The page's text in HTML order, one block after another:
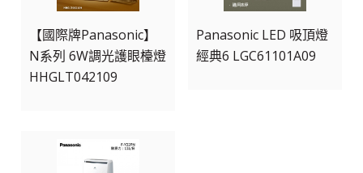
【國際牌Panasonic】
N系列 6W調光護眼檯燈
HHGLT042109
Panasonic LED 吸頂燈
經典6 LGC61101A09